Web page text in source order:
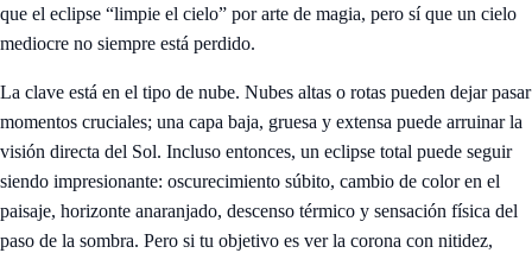
que el eclipse “limpie el cielo” por arte de magia, pero sí que un cielo
mediocre no siempre está perdido.
La clave está en el tipo de nube. Nubes altas o rotas pueden dejar pasar
momentos cruciales; una capa baja, gruesa y extensa puede arruinar la
visión directa del Sol. Incluso entonces, un eclipse total puede seguir
siendo impresionante: oscurecimiento súbito, cambio de color en el
paisaje, horizonte anaranjado, descenso térmico y sensación física del
paso de la sombra. Pero si tu objetivo es ver la corona con nitidez,